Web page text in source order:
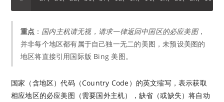
重点 ： 国内主机请无视，请求一律返回中国区的必应美图，
并非每个地区都有属于自己独一无二的美图，未预设美图的
地区将直接引用国际版 Bing 美图。
国家（含地区）代码（Country Code）的英文缩写，表示获取
相应地区的必应美图（需要国外主机），缺省（或缺失）将自动